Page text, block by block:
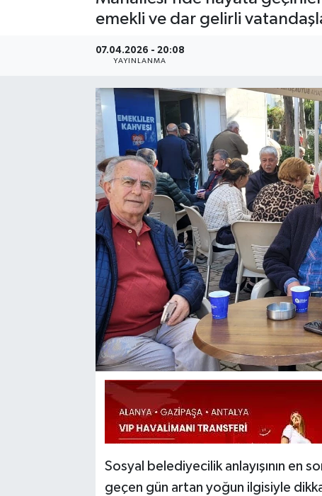
emekli ve dar gelirli
07.04.2026 - 20:08
YAYINLANMA
Sosyal belediyecilik anlayışının en
geçen gün artan yoğun ilgisiyle